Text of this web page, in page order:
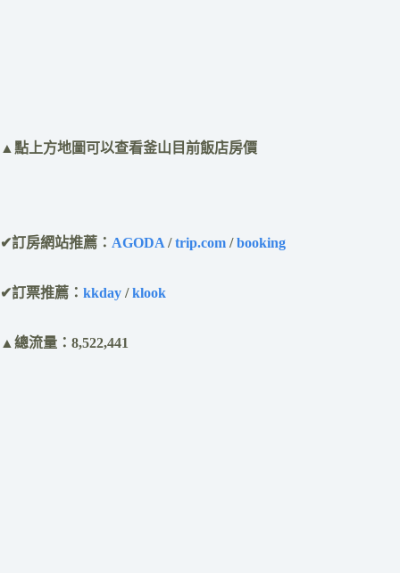
​▲點上方地圖可以查看釜山目前飯店房價
✔訂房網站推薦： AGODA /trip.com /booking
✔訂票推薦： kkday /klook
▲總流量：8,522,441